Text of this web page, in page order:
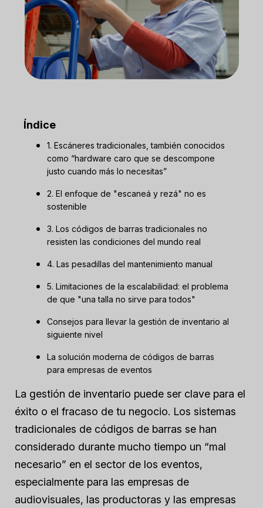
Índice
1. Escáneres tradicionales, también conocidos
como “hardware caro que se descompone
justo cuando más lo necesitas”
2. El enfoque de "escaneá y rezá" no es
sostenible
3. Los códigos de barras tradicionales no
resisten las condiciones del mundo real
4. Las pesadillas del mantenimiento manual
5. Limitaciones de la escalabilidad: el problema
de que "una talla no sirve para todos"
Consejos para llevar la gestión de inventario al
siguiente nivel
La solución moderna de códigos de barras
para empresas de eventos
La gestión de inventario puede ser clave para el
éxito o el fracaso de tu negocio. Los sistemas
tradicionales de códigos de barras se han
considerado durante mucho tiempo un “mal
necesario” en el sector de los eventos,
especialmente para las empresas de
audiovisuales, las productoras y las empresas